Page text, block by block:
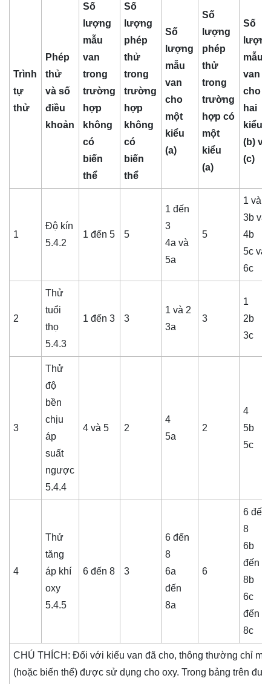
Trình
tự
thử
Phép
thử
và số
điều
khoản
Số
lượng
mẫu
van
trong
trường
hợp
không
có
biến
thể
Số
lượng
phép
thử
trong
trường
hợp
không
có
biến
thể
Số
lượng
mẫu
van
cho
một
kiểu
(a)
Số
lượng
phép
thử
trong
trường
hợp có
một
kiểu
(a)
Số
mẫu
van
cho
hai
kiểu
(b) và
(c)
1
Độ kín
5.4.2
1 đến 5 5
1 đến
3
4a và
5a
5
1 và 2
3b và
4b
5c và
6c
2
Thử
tuổi
thọ
5.4.3
1 đến 3 3
1 và 2
3a
3
1
2b
3c
3
Thử
độ
bền
chịu
áp
suất
ngược
5.4.4
4 và 5 2
4
5a
2
4
5b
5c
4
Thử
tăng
áp khí
oxy
5.4.5
6 đến 8 3
6 đến
8
6a
đến
8a
6
6 đến
8
6b
đến
8b
6c
đến
8c
CHÚ THÍCH: Đối với kiểu van đã cho, thông thường chỉ
(hoặc biến thể) được sử dụng cho oxy. Trong bảng trên